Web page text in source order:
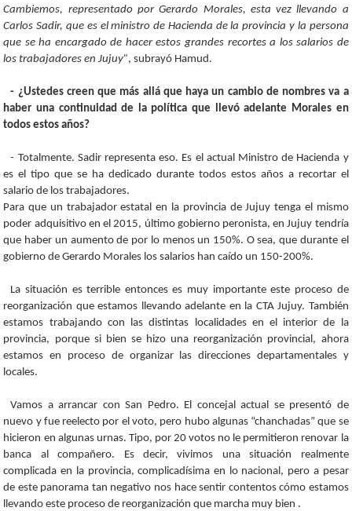
Cambiemos, representado por Gerardo Morales, esta vez llevando a
Carlos Sadir, que es el ministro de Hacienda de la provincia y la persona
que se ha encargado de hacer estos grandes recortes a los salarios de
los trabajadores en Jujuy”, subrayó Hamud.
- ¿Ustedes creen que más allá que haya un cambio de nombres va a
haber una continuidad de la política que llevó adelante Morales en
todos estos años?
- Totalmente. Sadir representa eso. Es el actual Ministro de Hacienda y
es el tipo que se ha dedicado durante todos estos años a recortar el
salario de los trabajadores.
Para que un trabajador estatal en la provincia de Jujuy tenga el mismo
poder adquisitivo en el 2015, último gobierno peronista, en Jujuy tendría
que haber un aumento de por lo menos un 150%. O sea, que durante el
gobierno de Gerardo Morales los salarios han caído un 150-200%.
La situación es terrible entonces es muy importante este proceso de
reorganización que estamos llevando adelante en la CTA Jujuy. También
estamos trabajando con las distintas localidades en el interior de la
provincia, porque si bien se hizo una reorganización provincial, ahora
estamos en proceso de organizar las direcciones departamentales y
locales.
Vamos a arrancar con San Pedro. El concejal actual se presentó de
nuevo y fue reelecto por el voto, pero hubo algunas “chanchadas” que se
hicieron en algunas urnas. Tipo, por 20 votos no le permitieron renovar la
banca al compañero. Es decir, vivimos una situación realmente
complicada en la provincia, complicadísima en lo nacional, pero a pesar
de este panorama tan negativo nos hace sentir contentos cómo estamos
llevando este proceso de reorganización que marcha muy bien .